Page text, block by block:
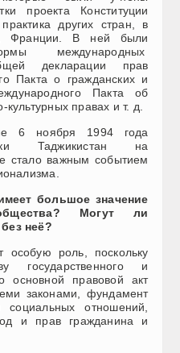
проекта Конституции
других стран, в
Франции. В ней были
международных
декларации прав
Пакта о гражданских и
Пакта об
правах и т. д.
6 ноября 1994 года
Таджикистан на
стало важным событием
большое значение
Могут ли
неё?
особую роль, поскольку
государственного и
основной правовой акт
законами, фундамент
социальных отношений,
и прав гражданина и